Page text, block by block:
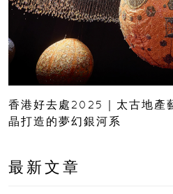
香港好去處2025｜太古地產
晶打造的夢幻銀河系
最新文章